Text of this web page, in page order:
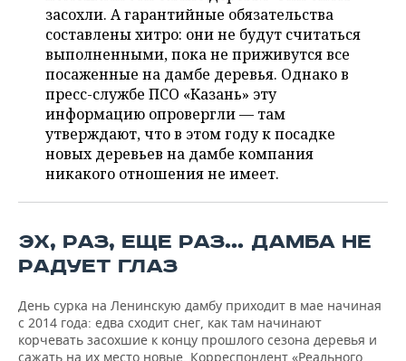
ВОЛЕЙБОЛ
ФИГУРНОЕ КАТАНИЕ
ВОДНЫЕ ВИДЫ СПОРТА
ИСТОРИЯ
МЕДИЦИНА
ОБРАЗОВАНИЕ
СПИСОК ПЕРСОН
СПИСОК КОМПАНИЙ
ПОЛНАЯ ВЕРСИЯ
засохли. А гарантийные обязательства
составлены хитро: они не будут считаться
выполненными, пока не приживутся все
посаженные на дамбе деревья. Однако в
пресс-службе ПСО «Казань» эту
информацию опровергли — там
утверждают, что в этом году к посадке
новых деревьев на дамбе компания
никакого отношения не имеет.
ЭХ, РАЗ, ЕЩЕ РАЗ… ДАМБА НЕ
РАДУЕТ ГЛАЗ
День сурка на Ленинскую дамбу приходит в мае начиная
с 2014 года: едва сходит снег, как там начинают
корчевать засохшие к концу прошлого сезона деревья и
сажать на их место новые. Корреспондент «Реального